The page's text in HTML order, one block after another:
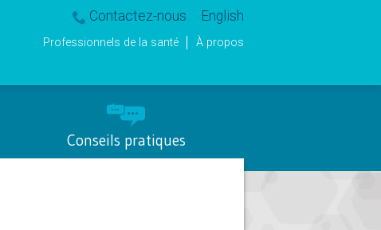
Contactez-nous English
Professionnels de la santé À propos
Conseils pratiques